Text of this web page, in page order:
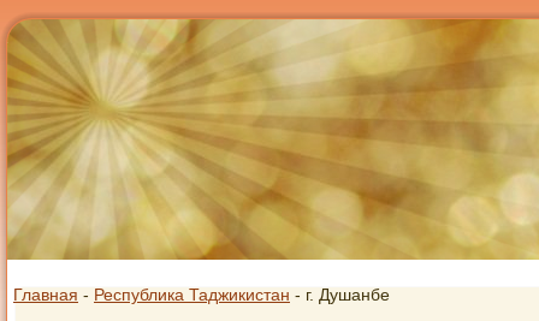
Главная - Республика Таджикистан - г. Душанбе